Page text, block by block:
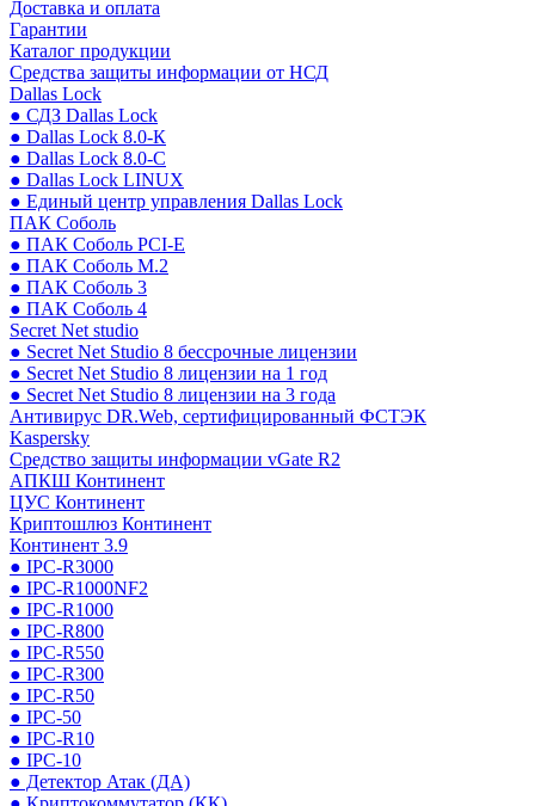
Доставка и оплата
Гарантии
Каталог продукции
Средства защиты информации от НСД
Dallas Lock
● СДЗ Dallas Lock
● Dallas Lock 8.0-К
● Dallas Lock 8.0-С
● Dallas Lock LINUX
● Единый центр управления Dallas Lock
ПАК Соболь
● ПАК Соболь PCI-E
● ПАК Соболь М.2
● ПАК Соболь 3
● ПАК Соболь 4
Secret Net studio
● Secret Net Studio 8 бессрочные лицензии
● Secret Net Studio 8 лицензии на 1 год
● Secret Net Studio 8 лицензии на 3 года
Антивирус DR.Web, сертифицированный ФСТЭК
Kaspersky
Средство защиты информации vGate R2
АПКШ Континент
ЦУС Континент
Криптошлюз Континент
Континент 3.9
● IPC-R3000
● IPC-R1000NF2
● IPC-R1000
● IPC-R800
● IPC-R550
● IPC-R300
● IPC-R50
● IPC-50
● IPC-R10
● IPC-10
● Детектор Атак (ДА)